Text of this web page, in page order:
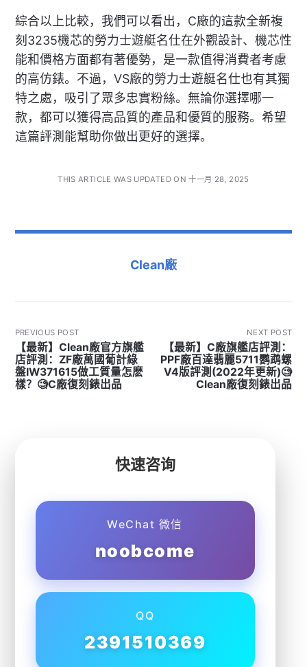
綜合以上比較，我們可以看出，C廠的這款全新複
刻3235機芯的勞力士遊艇名仕在外觀設計、機芯性
能和價格方面都有著優勢，是一款值得消費者考慮
的高仿錶。不過，VS廠的勞力士遊艇名仕也有其獨
特之處，吸引了眾多忠實粉絲。無論你選擇哪一
款，都可以獲得高品質的產品和優質的服務。希望
這篇評測能幫助你做出更好的選擇。
THIS ARTICLE WAS UPDATED ON 十一月 28, 2025
Clean廠
PREVIOUS POST
【最新】Clean廠官方旗艦
店評測：ZF廠萬國葡計綠
盤IW371615做工質量怎麽
樣？🧐C廠復刻錶出品
NEXT POST
【最新】C廠旗艦店評測：
PPF廠百達翡麗5711鹦鹉螺
V4版評測(2022年更新)🧐
Clean廠復刻錶出品
快速咨询
WeChat 微信
noobcome
QQ
2391510369